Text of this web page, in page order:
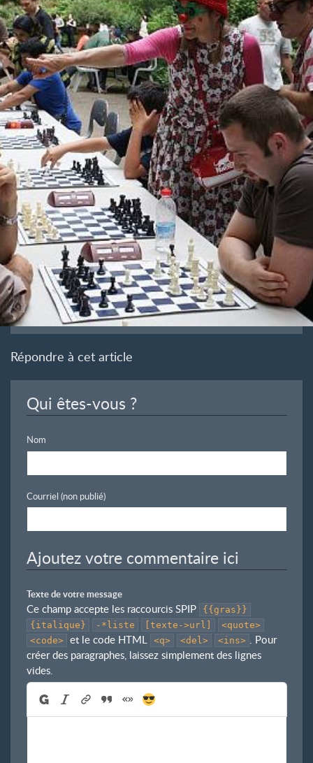
Répondre à cet article
Qui êtes-vous ?
Nom
Courriel (non publié)
Ajoutez votre commentaire ici
Texte de votre message
Ce champ accepte les raccourcis SPIP
{{gras}}
{italique}
-*liste [texte->url]
<quote>
<code>
et le code HTML <q> <del> <ins> . Pour
créer des paragraphes, laissez simplement des lignes
vides.